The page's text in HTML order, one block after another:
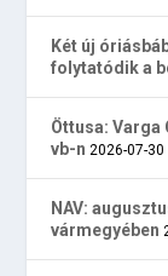
Két új
folytatódik a
Öttusa: Varga
vb-n 2026-07-30
NAV:
vármegyében